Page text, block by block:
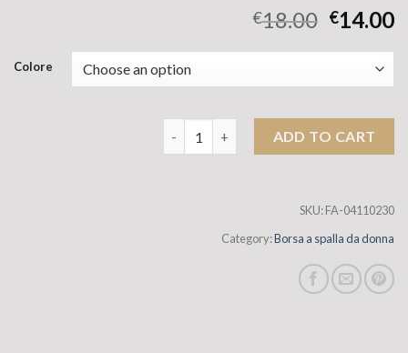
€18.00 €14.00
Colore
ADD TO CART
SKU:FA-04110230
Category:Borsa a spalla da donna